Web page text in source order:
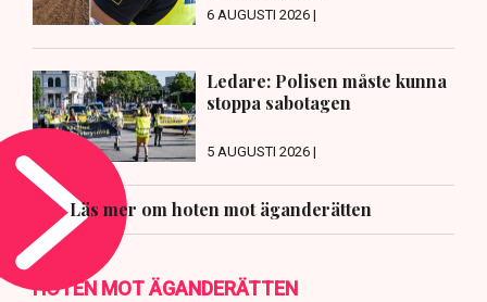
6 AUGUSTI 2026 |
Ledare: Polisen måste kunna
stoppa sabotagen
5 AUGUSTI 2026 |
Läs mer om hoten mot äganderätten
HOTEN MOT ÄGANDERÄTTEN